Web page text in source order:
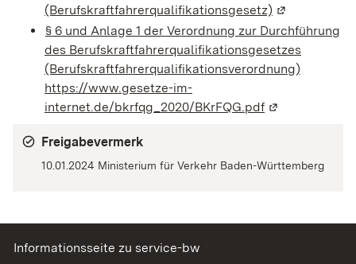
(Berufskraftfahrerqualifikationsgesetz) (Wird in
§ 6 und Anlage 1 der Verordnung zur Durchführung
des Berufskraftfahrerqualifikationsgesetzes
(Berufskraftfahrerqualifikationsverordnung)
https://www.gesetze-im-
internet.de/bkrfqg_2020/BKrFQG.pdf (Wird in
Freigabevermerk
10.01.2024 Ministerium für Verkehr Baden-Württemberg
Informationsseite zu service-bw